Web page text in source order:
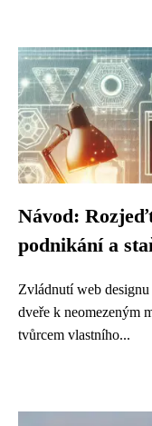
Návod:
podnikání a
Zvládnutí web
dveře k neomezeným
tvůrcem vlastního...